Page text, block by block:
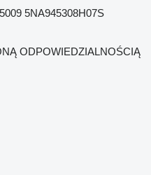
5NA945308H07S
ODPOWIEDZIALNOŚCIĄ